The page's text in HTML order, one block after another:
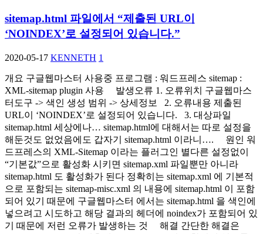
sitemap.html 파일에서 “제출된 URL이
‘NOINDEX’로 설정되어 있습니다.”
2020-05-17 KENNETH 1
개요 구글웹마스터 사용중 프로그램 : 워드프레스 sitemap :
XML-sitemap plugin 사용 발생오류 1. 오류위치 구글웹마스
터도구 -> 색인 생성 범위 -> 상세정보 2. 오류내용 제출된
URL이 ‘NOINDEX’로 설정되어 있습니다. 3. 대상파일
sitemap.html 세상에나… sitemap.html에 대해서는 따로 설정을
해둔것도 없었음에도 갑자기 sitemap.html 이라니…. 원인 워
드프레스의 XML-Sitemap 이라는 플러그인 별다른 설정없이
“기본값”으로 활성화 시키면 sitemap.xml 파일뿐만 아니라
sitemap.html 도 활성화가 된다 정확히는 sitemap.xml 에 기본적
으로 포함되는 sitemap-misc.xml 의 내용에 sitemap.html 이 포함
되어 있기 때문에 구글웹마스터 에서는 sitemap.html 을 색인에
넣으려고 시도하고 해당 결과의 헤더에 noindex가 포함되어 있
기 때문에 저런 오류가 발생하는 것 해결 간단한 해결은